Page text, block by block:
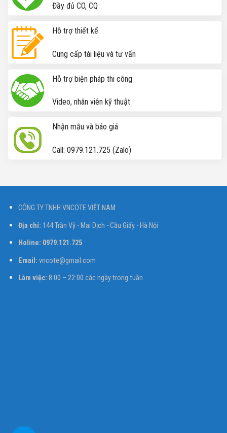
Đầy đủ CO, CQ
Hỗ trợ thiết kế
Cung cấp tài liệu và tư vấn
Hỗ trợ biện pháp thi công
Video, nhân viên kỹ thuật
Nhận mẫu và báo giá
Call: 0979.121.725 (Zalo)
CÔNG TY TNHH VNCOTE VIỆT NAM
Địa chỉ: 144 Trần Vỹ - Mai Dịch - Cầu Giấy - Hà Nội
Holine: 0979.121.725
Email: vncote@gmail.com
Làm việc: 8:00 – 22:00 các ngày trong tuần
Liên hệ qua Zalo